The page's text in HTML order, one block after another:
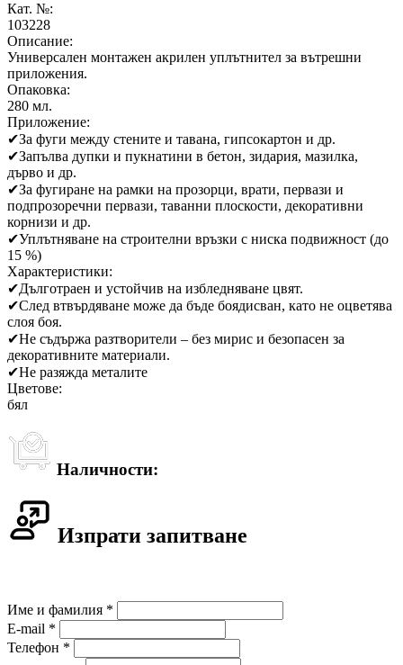
Кат. №:
103228
Описание:
Универсален монтажен акрилен уплътнител за вътрешни
приложения.
Опаковка:
280 мл.
Приложение:
✔За фуги между стените и тавана, гипсокартон и др.
✔Запълва дупки и пукнатини в бетон, зидария, мазилка,
дърво и др.
✔За фугиране на рамки на прозорци, врати, первази и
подпрозоречни первази, таванни плоскости, декоративни
корнизи и др.
✔Уплътняване на строителни връзки с ниска подвижност (до
15 %)
Характеристики:
✔Дълготраен и устойчив на избледняване цвят.
✔След втвърдяване може да бъде боядисван, като не оцветява
слоя боя.
✔Не съдържа разтворители – без мирис и безопасен за
декоративните материали.
✔Не разяжда металите
Цветове:
бял
Наличности:
Изпрати запитване
Име и фамилия *
E-mail *
Телефон *